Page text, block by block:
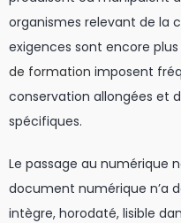
organismes relevant de la
exigences sont encore
de formation imposent
conservation allongées et
spécifiques.
Le passage au numérique
document numérique n’a
intègre, horodaté, lisible